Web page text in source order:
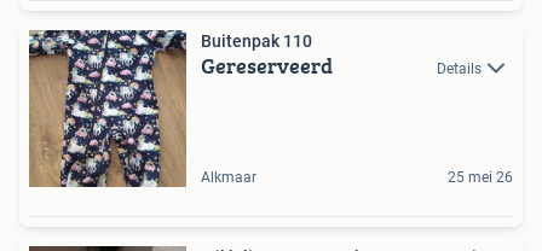
Buitenpak 110
Gereserveerd Details
Alkmaar 25 mei 26